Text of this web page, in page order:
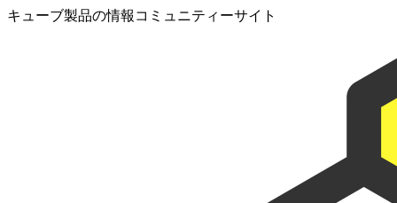
キューブ製品の情報コミュニティーサイト